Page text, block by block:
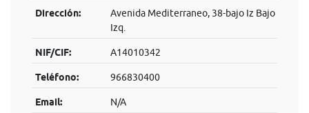
Dirección:
Avenida Mediterraneo, 38-bajo Iz Bajo
Izq.
NIF/CIF: A14010342
Teléfono: 966830400
Email: N/A